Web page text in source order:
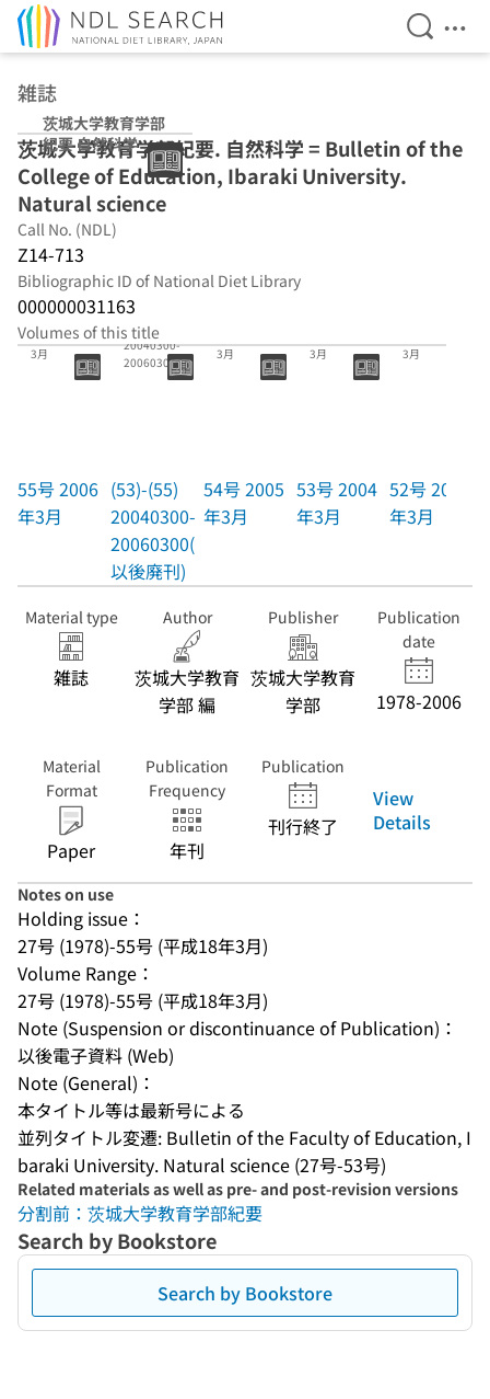
Open
雑誌
茨城大学教育学部
紀要 自然科学
茨城大学教育学部紀要. 自然科学 = Bulletin of the
College of Education, Ibaraki University.
Natural science
Call No. (NDL)
Z14-713
Bibliographic ID of National Diet Library
000000031163
Volumes of this title
55号 2006年
3月
55号 2006
年3月
(53)-(55)
20040300-
20060300(以
(53)-(55)
20040300-
20060300(
以後廃刊)
3月
54号 2005
年3月
3月
53号 2004
年3月
3月
52号 2003
年3月
Material type
雑誌
Author
茨城大学教育
学部 編
Publisher
茨城大学教育
学部
Publication
date
1978-2006
Material
Format
Paper
Publication
Frequency
年刊
Publication
刊行終了
View
Details
Notes on use
Holding issue：
27号 (1978)-55号 (平成18年3月)
Volume Range：
27号 (1978)-55号 (平成18年3月)
Note (Suspension or discontinuance of Publication)：
以後電子資料 (Web)
Note (General)：
本タイトル等は最新号による
並列タイトル変遷: Bulletin of the Faculty of Education, I
baraki University. Natural science (27号-53号)
Related materials as well as pre- and post-revision versions
分割前：茨城大学教育学部紀要
Search by Bookstore
Search by Bookstore